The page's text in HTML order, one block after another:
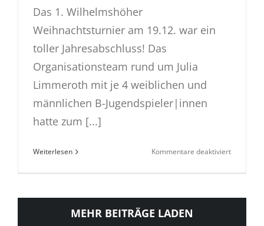
Das 1. Wilhelmshöher
Weihnachtsturnier am 19.12. war ein
toller Jahresabschluss! Das
Organisationsteam rund um Julia
Limmeroth mit je 4 weiblichen und
männlichen B-Jugendspieler|innen
hatte zum [...]
Weiterlesen Kommentare deaktiviertfür
TSG
MEHR BEITRÄGE LADEN